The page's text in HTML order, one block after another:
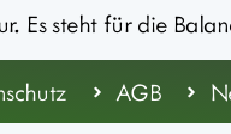
Es steht für die
AGB